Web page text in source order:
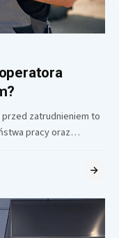
zatrudnieniem to
pracy oraz